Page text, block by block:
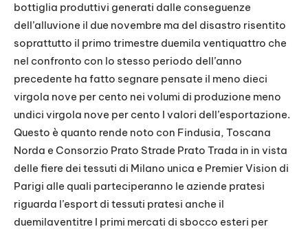
bottiglia produttivi generati dalle conseguenze
dell’alluvione il due novembre ma del disastro risentito
soprattutto il primo trimestre duemila ventiquattro che
nel confronto con lo stesso periodo dell’anno
precedente ha fatto segnare pensate il meno dieci
virgola nove per cento nei volumi di produzione meno
undici virgola nove per cento I valori dell’esportazione.
Questo è quanto rende noto con Findusia, Toscana
Norda e Consorzio Prato Strade Prato Trada in in vista
delle fiere dei tessuti di Milano unica e Premier Vision di
Parigi alle quali parteciperanno le aziende pratesi
riguarda l’esport di tessuti pratesi anche il
duemilaventitre I primi mercati di sbocco esteri per